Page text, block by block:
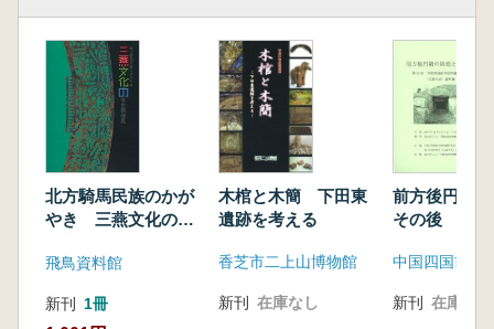
北方騎馬民族のかが
やき 三燕文化の考
飛鳥資料館
新刊 1冊
木棺と木簡 下田東
遺跡を考える
香芝市二上山博物館
新刊 在庫なし
前方後円墳
その後
新刊 在庫なし